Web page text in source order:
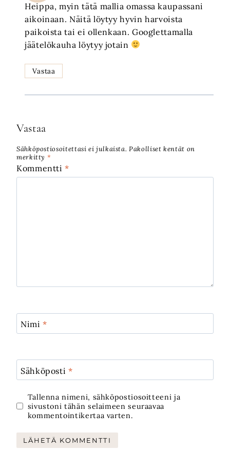
Heippa, myin tätä mallia omassa kaupassani
aikoinaan. Näitä löytyy hyvin harvoista
paikoista tai ei ollenkaan. Googlettamalla
jäätelökauha löytyy jotain
Vastaa
Vastaa
Sähköpostiosoitettasi ei julkaista. Pakolliset kentät on
merkitty *
Kommentti*
Nimi*
Sähköposti*
Tallenna nimeni, sähköpostiosoitteeni ja
sivustoni tähän selaimeen seuraavaa
kommentointikertaa varten.